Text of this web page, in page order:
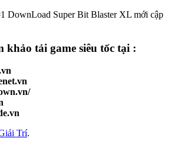
DownLoad Super Bit Blaster XL mới cập
khảo tải game siêu tốc tại :
Trí.